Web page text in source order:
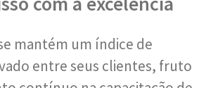
mantém um índice de
entre seus clientes, fruto